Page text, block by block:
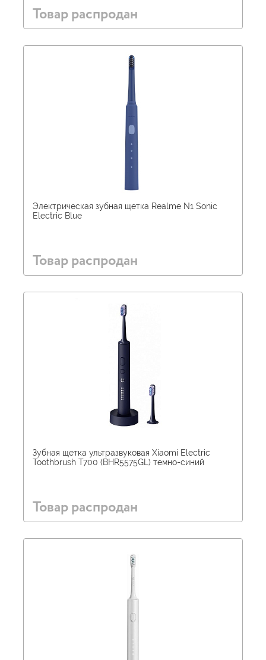
Товар распродан
Электрическая зубная щетка Realme N1 Sonic
Electric Blue
Товар распродан
Зубная щетка ультразвуковая Xiaomi Electric
Toothbrush T700 (BHR5575GL) темно-синий
Товар распродан